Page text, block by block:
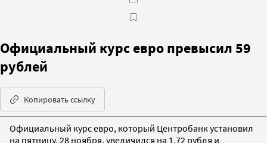
Официальный курс евро превысил 59
рублей
Копировать ссылку
Официальный курс евро, который Центробанк установил
на пятницу, 28 ноября, увеличился на 1,72 рубля и